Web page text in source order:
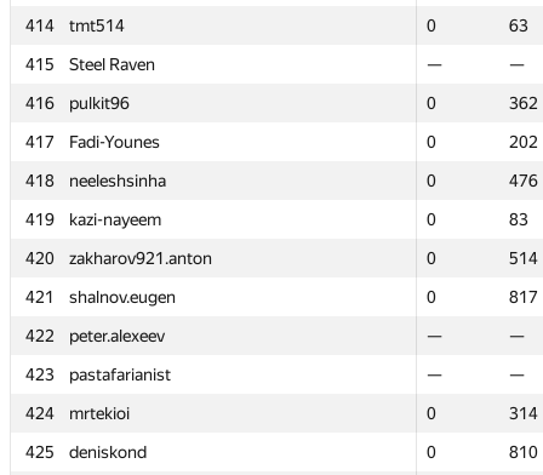
414
tmt514 0
63
415
Steel Raven —
—
416
pulkit96 0
362
417
Fadi-Younes 0
202
418
neeleshsinha 0
476
419
kazi-nayeem 0
83
420
zakharov921.anton 0
514
421
shalnov.eugen 0
817
422
peter.alexeev —
—
423
pastafarianist —
—
424
mrtekioi 0
314
425
deniskond 0
810
414
tmt514 0
63
415
Steel Raven —
—
416
pulkit96 0
362
417
Fadi-Younes 0
202
418
neeleshsinha 0
476
419
kazi-nayeem 0
83
420
zakharov921.anton 0
514
421
shalnov.eugen 0
817
422
peter.alexeev —
—
423
pastafarianist —
—
424
mrtekioi 0
314
425
deniskond 0
810